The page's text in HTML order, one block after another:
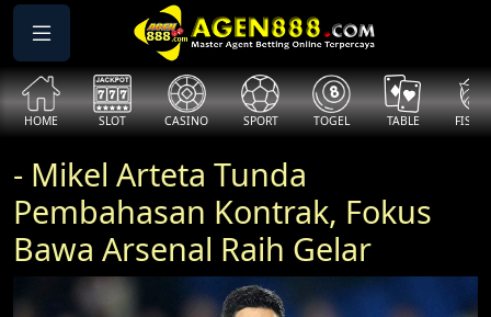
SLOT CASINO SPORT TOGEL TABLE FISHING
- Mikel Arteta Tunda
Pembahasan Kontrak, Fokus
Bawa Arsenal Raih Gelar